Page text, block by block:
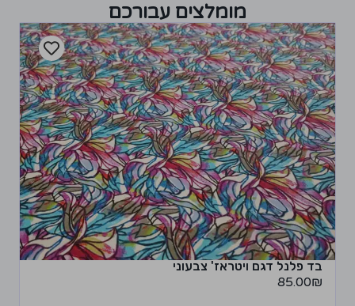
מומלצים עבורכם
בד פלנל דגם ויטראז' צבעוני
85.00₪